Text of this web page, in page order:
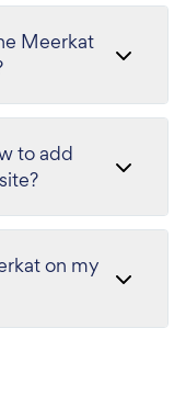
Meerkat
to add
on my